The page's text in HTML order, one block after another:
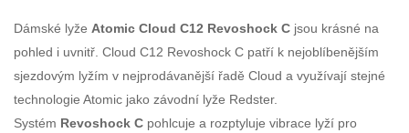
Dámské lyže Atomic Cloud C12 Revoshock C jsou krásné na
pohled i uvnitř. Cloud C12 Revoshock C patří k nejoblíbenějším
sjezdovým lyžím v nejprodávanější řadě Cloud a využívají stejné
technologie Atomic jako závodní lyže Redster.
Systém Revoshock C pohlcuje a rozptyluje vibrace lyží pro